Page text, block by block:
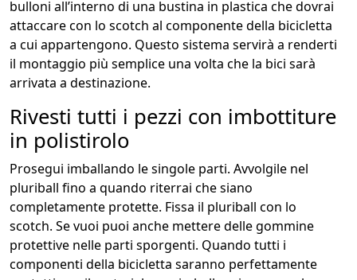
bulloni all’interno di una bustina in plastica che dovrai
attaccare con lo scotch al componente della bicicletta
a cui appartengono. Questo sistema servirà a renderti
il montaggio più semplice una volta che la bici sarà
arrivata a destinazione.
Rivesti tutti i pezzi con imbottiture
in polistirolo
Prosegui imballando le singole parti. Avvolgile nel
pluriball fino a quando riterrai che siano
completamente protette. Fissa il pluriball con lo
scotch. Se vuoi puoi anche mettere delle gommine
protettive nelle parti sporgenti. Quando tutti i
componenti della bicicletta saranno perfettamente